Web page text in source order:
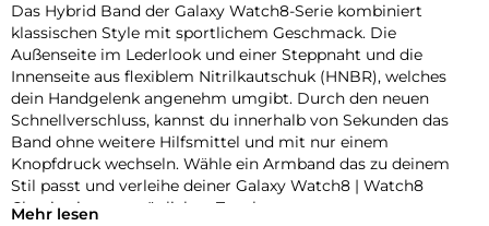
Das Hybrid Band der Galaxy Watch8-Serie kombiniert
klassischen Style mit sportlichem Geschmack. Die
Außenseite im Lederlook und einer Steppnaht und die
Innenseite aus flexiblem Nitrilkautschuk (HNBR), welches
dein Handgelenk angenehm umgibt. Durch den neuen
Schnellverschluss, kannst du innerhalb von Sekunden das
Band ohne weitere Hilfsmittel und mit nur einem
Knopfdruck wechseln. Wähle ein Armband das zu deinem
Stil passt und verleihe deiner Galaxy Watch8 | Watch8
Classic einen persönlichen Touch.
Mehr lesen